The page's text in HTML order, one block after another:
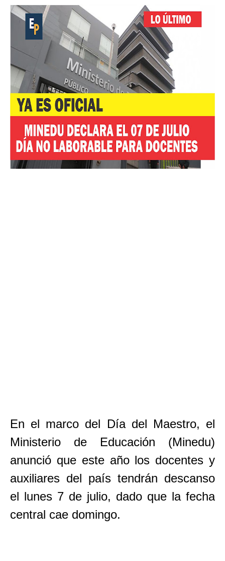
En el marco del Día del Maestro, el
Ministerio de Educación (Minedu)
anunció que este año los docentes y
auxiliares del país tendrán descanso
el lunes 7 de julio, dado que la fecha
central cae domingo.